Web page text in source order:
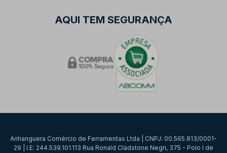
AQUI TEM SEGURANÇA
Anhanguera Comércio de Ferramentas Ltda | CNPJ: 00.565.813/0001-
29 | I.E: 244.539.101.113 Rua Ronald Cladstone Negri, 375 - Polo I de